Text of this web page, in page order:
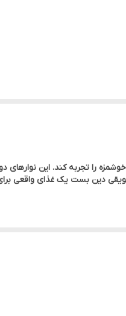
را تجربه کند. این نوارهای
تشویقی دین بست یک غذای